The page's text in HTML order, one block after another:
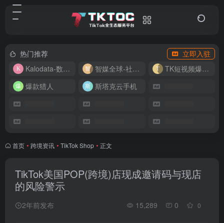
热门推荐
立即入驻
Kalodata-数据分析平台
智媒全球-社媒管理平台
TK短视频爆款复刻
爆款猎人
斯塔克云手机
首页 • 跨境资讯 • TikTok Shop • 正文
TikTok美国POP(跨境)店现成邀请码与现店
的风险警示
2年前发布 15,289 0 0